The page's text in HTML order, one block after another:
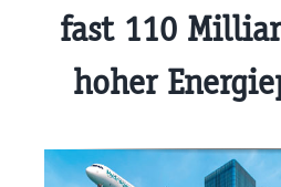
fast 110
hoher